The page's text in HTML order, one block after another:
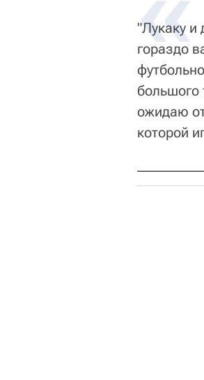
"Лукаку и
гораздо
большого
ожидаю
которой